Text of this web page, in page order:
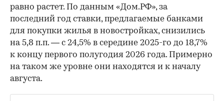
равно растет. По данным «Дом.РФ», за
последний год ставки, предлагаемые банками
для покупки жилья в новостройках, снизились
на 5,8 п.п. — с 24,5% в середине 2025-го до 18,7%
к концу первого полугодия 2026 года. Примерно
на таком же уровне они находятся и к началу
августа.